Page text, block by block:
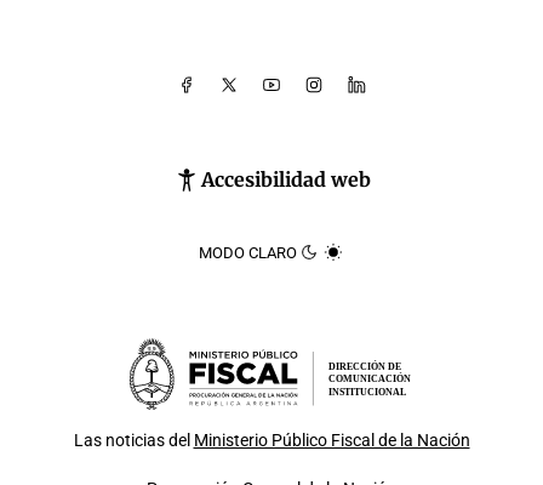
Accesibilidad web
MODO CLARO
DIRECCIÓN DE
COMUNICACIÓN
INSTITUCIONAL
Las noticias del Ministerio Público Fiscal de la Nación